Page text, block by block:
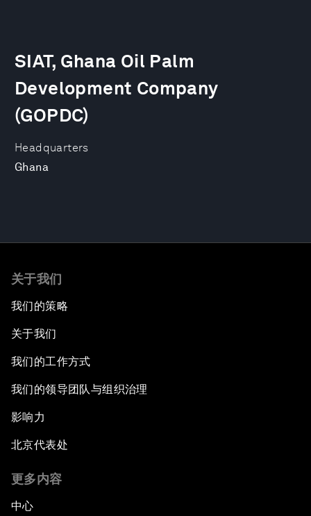
Headquarters
Ghana
SIAT, Ghana Oil Palm
Development Company
(GOPDC)
关于我们
我们的策略
关于我们
我们的工作方式
我们的领导团队与组织治理
影响力
北京代表处
更多内容
中心